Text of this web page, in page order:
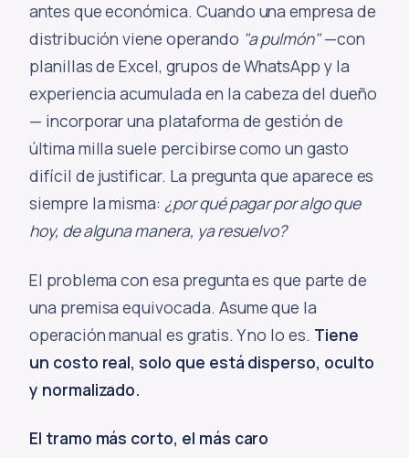
antes que económica. Cuando una empresa de
distribución viene operando "a pulmón"—con
planillas de Excel, grupos de WhatsApp y la
experiencia acumulada en la cabeza del dueño
— incorporar una plataforma de gestión de
última milla suele percibirse como un gasto
difícil de justificar. La pregunta que aparece es
siempre la misma: ¿por qué pagar por algo que
hoy, de alguna manera, ya resuelvo?
El problema con esa pregunta es que parte de
una premisa equivocada. Asume que la
operación manual es gratis. Y no lo es. Tiene
un costo real, solo que está disperso, oculto
y normalizado.
El tramo más corto, el más caro